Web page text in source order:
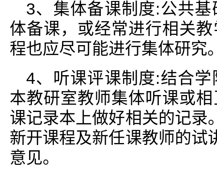
3、集体备课制度:公共
体备课，或经常进行相关
程也应尽可能进行集体研究
4、听课评课制度:结合
本教研室教师集体听课或
课记录本上做好相关的记录
新开课程及新任课教师的试
意见。